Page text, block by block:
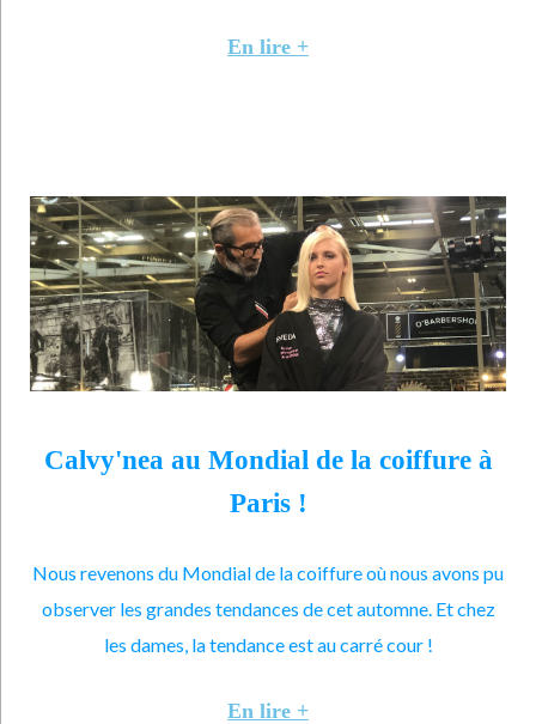
En lire +
Calvy'nea au Mondial de la coiffure à
Paris !
Nous revenons du Mondial de la coiffure où nous avons pu
observer les grandes tendances de cet automne. Et chez
les dames, la tendance est au carré cour !
En lire +